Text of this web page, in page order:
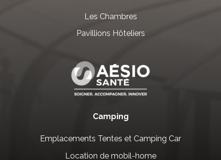
Les Chambres
Pavillions Hôteliers
Camping
Emplacements Tentes et Camping Car
Location de mobil-home